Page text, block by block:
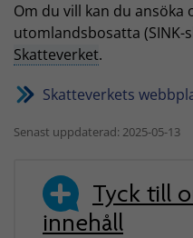
Om du vill kan du
utomlandsbosatta (SINK-
Skatteverket.
Skatteverkets
Senast uppdaterad: 2025-05-13
Tyck till
innehåll